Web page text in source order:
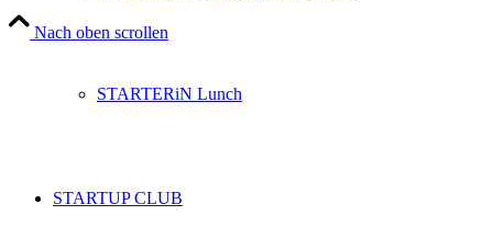
STARTERiN Lunch
STARTUP CLUB
Nach oben scrollen